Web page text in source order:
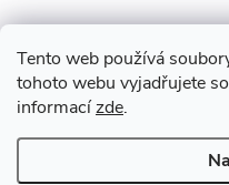
Tento web používá
tohoto webu vyjadřujete
informacízde.
Z
á